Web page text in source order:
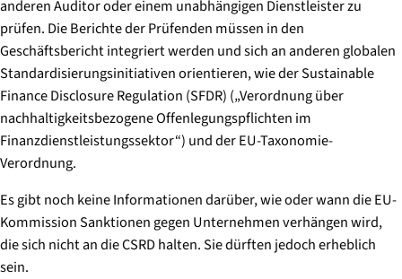
anderen Auditor oder einem unabhängigen Dienstleister zu
prüfen. Die Berichte der Prüfenden müssen in den
Geschäftsbericht integriert werden und sich an anderen globalen
Standardisierungsinitiativen orientieren, wie der Sustainable
Finance Disclosure Regulation (SFDR) („Verordnung über
nachhaltigkeitsbezogene Offenlegungspflichten im
Finanzdienstleistungssektor“) und der EU-Taxonomie-
Verordnung.
Es gibt noch keine Informationen darüber, wie oder wann die EU-
Kommission Sanktionen gegen Unternehmen verhängen wird,
die sich nicht an die CSRD halten. Sie dürften jedoch erheblich
sein.